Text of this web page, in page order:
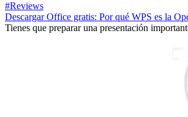
#Reviews
Descargar Office gratis: Por qué WPS es la
Tienes que preparar una presentación